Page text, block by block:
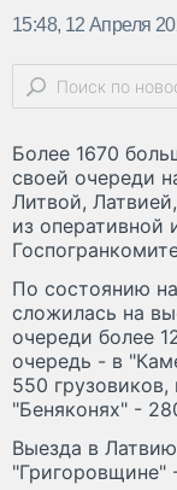
15:48, 12 Апреля
Более 1670
своей очереди
Литвой,
из оперативной
По состоянию
сложилась на
очереди более
очередь - в
550 грузовиков,
"Беняконях" -
Выезда в
"Григоровщине"